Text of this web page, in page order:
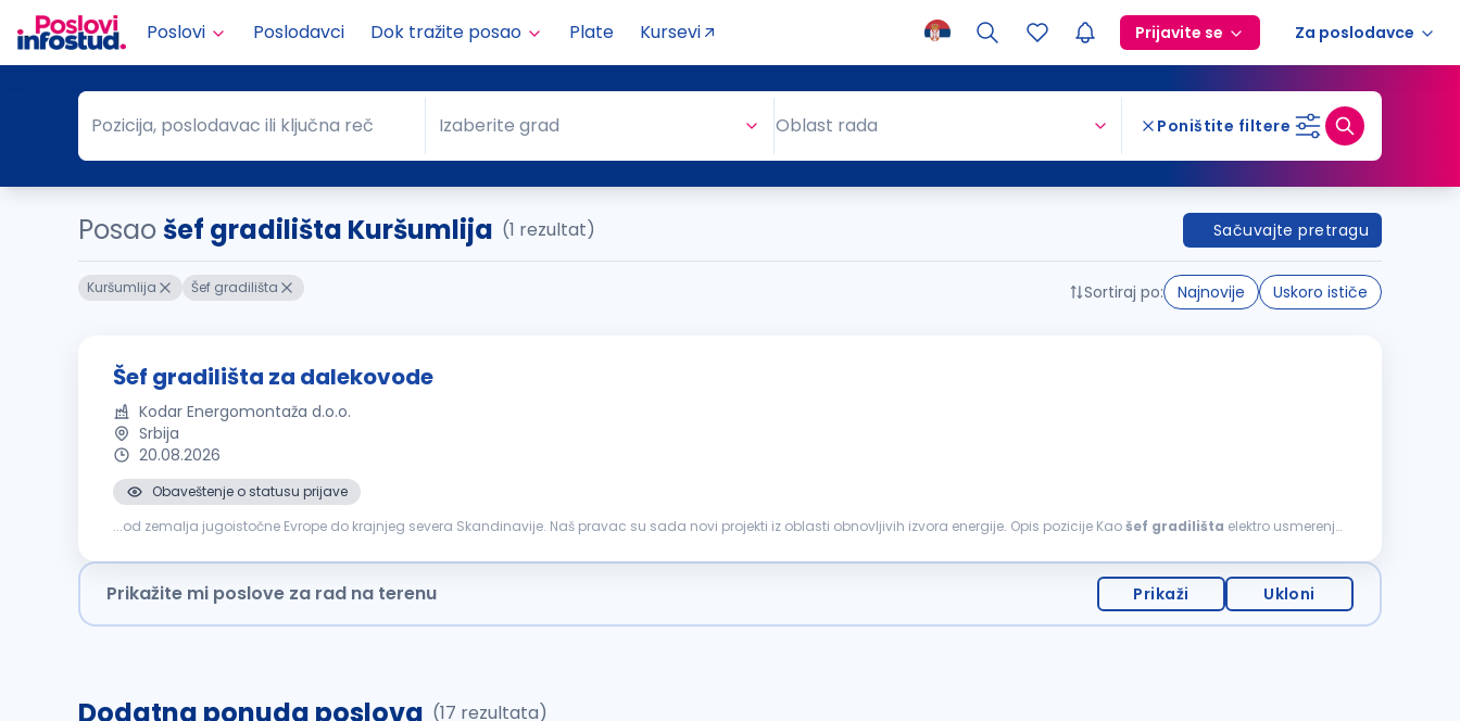
Poslovi Poslodavci Dok tražite posao Plate Kursevi Prijavite se Za poslodavce
Pozicija, poslodavac ili ključna reč
Pozicija, poslodavac ili ključna reč Grad
Izaberite grad Oblast rada Poništite filtere
Posao šef gradilišta Kuršumlija (1 rezultat) Sačuvajte pretragu
Kuršumlija Šef gradilišta Sortiraj po: Najnovije Uskoro ističe
Šef gradilišta za dalekovode
Kodar Energomontaža d.o.o.
Srbija
20.08.2026
Obaveštenje o statusu prijave
...od zemalja jugoistočne Evrope do krajnjeg severa Skandinavije. Naš pravac su sada novi projekti iz oblasti obnovljivih izvora energije. Opis pozicije Kaošef gradilišta elektro usmerenja,
Prikažite mi poslove za rad na terenu Prikaži Ukloni
Dodatna ponuda poslova (17 rezultata)